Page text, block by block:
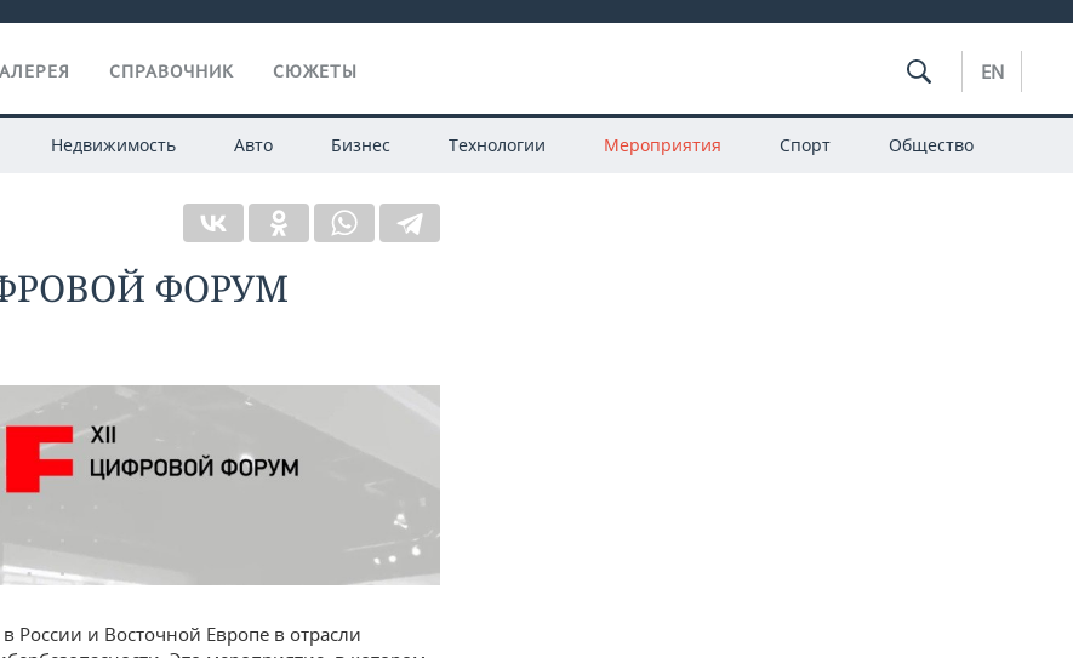
СПРАВОЧНИК СЮЖЕТЫ EN
Недвижимость Авто Бизнес Технологии Мероприятия Спорт Общество
ФОРУМ
России и Восточной Европе в отрасли